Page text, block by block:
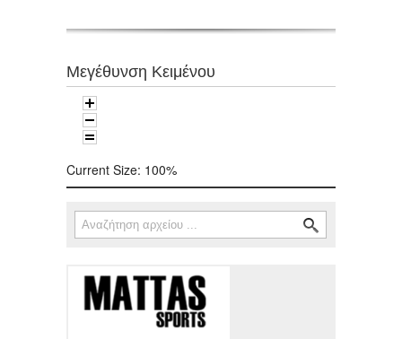
Μεγέθυνση Κειμένου
Current Size: 100%
Φόρμα αναζήτησης
Αναζήτηση